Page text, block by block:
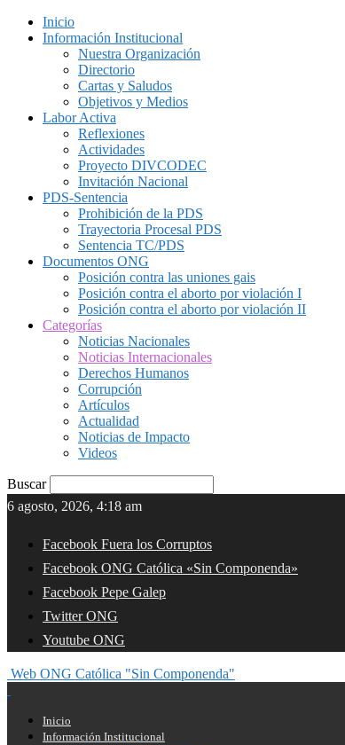
Inicio
Información Institucional
Nuestra Organización
Directorio
Cartas y Saludos
Objetivos y Medios
Labor Activa
Reflexiones
Actividades
Proyecto DIVCODEC
Invitación Nacional
PDS-Sentencia
Prohibición de la PDS
Trayectoria Procesal PDS
Sentencia TC/PDS
Documentos ONG
Posición contra las uniones gais
Posición contra el aborto por violación I
Posición contra el aborto por violación II
Categorías
Noticias Nacionales
Noticias Internacionales
Derechos Humanos
Corrupción
Artículos
Actualidad
Noticias de Impacto
Videos
Buscar
6 agosto, 2026, 4:18 am
Facebook Fuera los Corruptos
Facebook ONG Católica «Sin Componenda»
Facebook Pepe Galep
Twitter ONG
Youtube ONG
Web ONG Católica "Sin Componenda"
Inicio
Información Institucional